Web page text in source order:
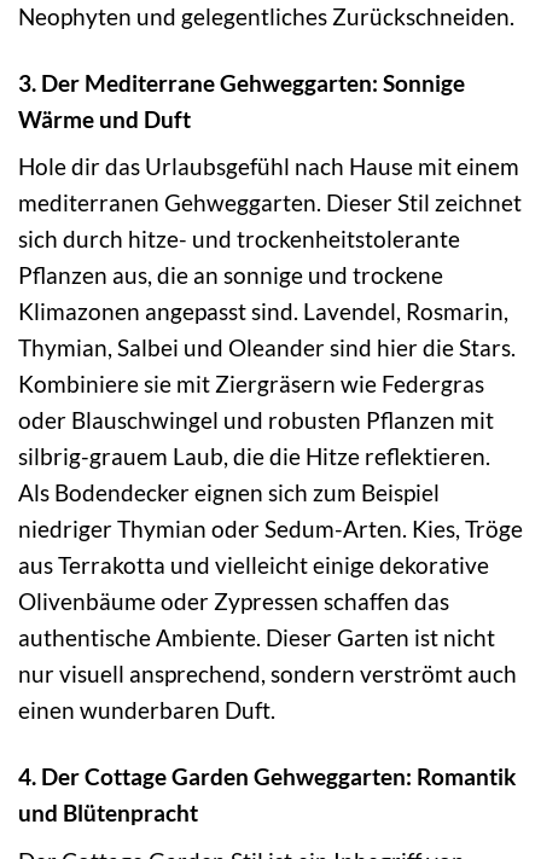
Neophyten und gelegentliches Zurückschneiden.
3. Der Mediterrane Gehweggarten: Sonnige
Wärme und Duft
Hole dir das Urlaubsgefühl nach Hause mit einem
mediterranen Gehweggarten. Dieser Stil zeichnet
sich durch hitze- und trockenheitstolerante
Pflanzen aus, die an sonnige und trockene
Klimazonen angepasst sind. Lavendel, Rosmarin,
Thymian, Salbei und Oleander sind hier die Stars.
Kombiniere sie mit Ziergräsern wie Federgras
oder Blauschwingel und robusten Pflanzen mit
silbrig-grauem Laub, die die Hitze reflektieren.
Als Bodendecker eignen sich zum Beispiel
niedriger Thymian oder Sedum-Arten. Kies, Tröge
aus Terrakotta und vielleicht einige dekorative
Olivenbäume oder Zypressen schaffen das
authentische Ambiente. Dieser Garten ist nicht
nur visuell ansprechend, sondern verströmt auch
einen wunderbaren Duft.
4. Der Cottage Garden Gehweggarten: Romantik
und Blütenpracht